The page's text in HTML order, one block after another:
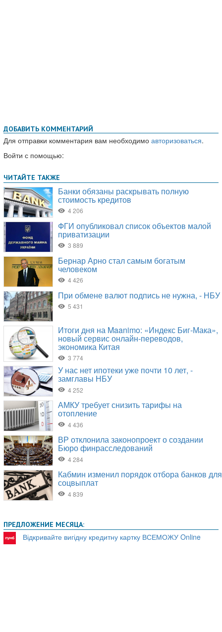
ДОБАВИТЬ КОММЕНТАРИЙ
Для отправки комментария вам необходимо авторизоваться.
Войти с помощью:
ПРЕДЛОЖЕНИЕ МЕСЯЦА:
Відкривайте вигідну кредитну картку ВСЕМОЖУ Online